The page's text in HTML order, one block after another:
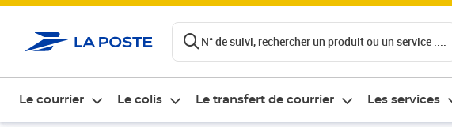
N° de suivi, rechercher un produit ou un service ....
Le courrier Le colis Le transfert de courrier Les services